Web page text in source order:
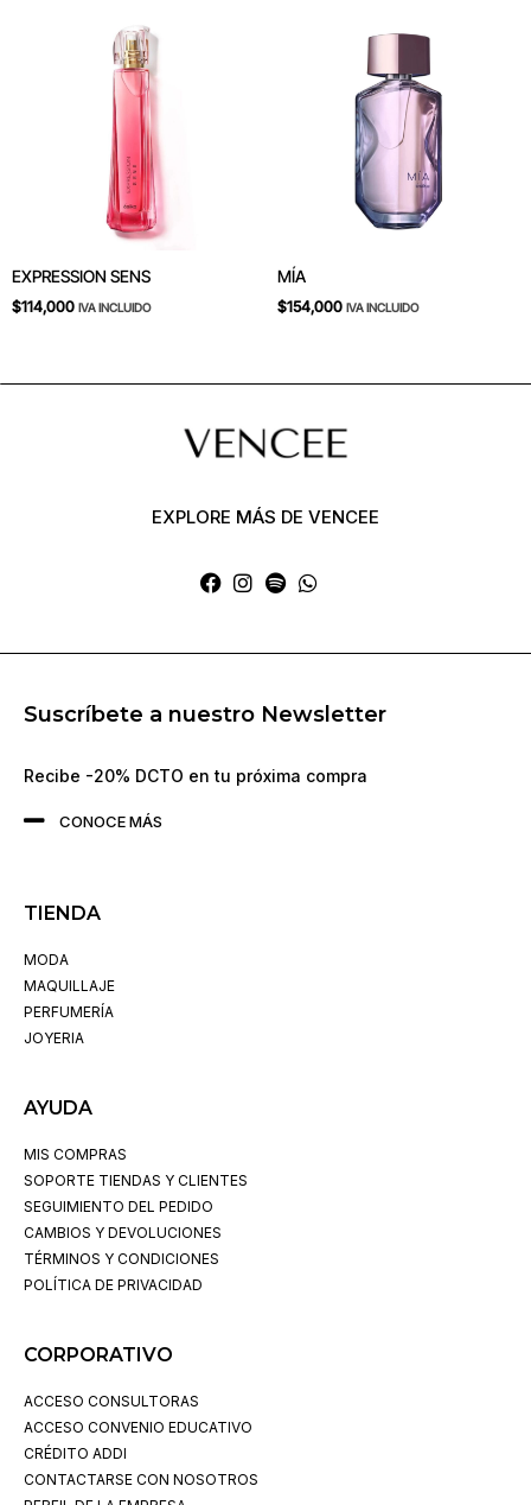
EXPRESSION SENS
$114,000 IVA INCLUIDO
MÍA
$154,000 IVA INCLUIDO
EXPLORE MÁS DE VENCEE
Suscríbete a nuestro Newsletter
Recibe -20% DCTO en tu próxima compra
CONOCE MÁS
TIENDA
MODA
MAQUILLAJE
PERFUMERÍA
JOYERIA
AYUDA
MIS COMPRAS
SOPORTE TIENDAS Y CLIENTES
SEGUIMIENTO DEL PEDIDO
CAMBIOS Y DEVOLUCIONES
TÉRMINOS Y CONDICIONES
POLÍTICA DE PRIVACIDAD
CORPORATIVO
ACCESO CONSULTORAS
ACCESO CONVENIO EDUCATIVO
CRÉDITO ADDI
CONTACTARSE CON NOSOTROS